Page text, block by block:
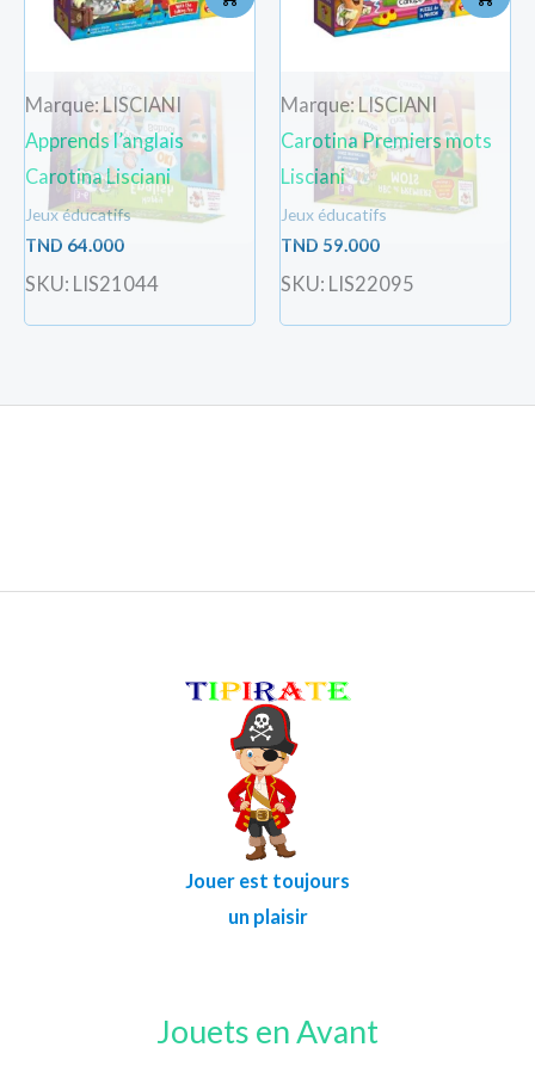
Marque: LISCIANI
Apprends l’anglais
Carotina Lisciani
Jeux éducatifs
TND 64.000
SKU: LIS21044
Marque: LISCIANI
Carotina Premiers mots
Lisciani
Jeux éducatifs
TND 59.000
SKU: LIS22095
Jouer est toujours
un plaisir
Jouets en Avant